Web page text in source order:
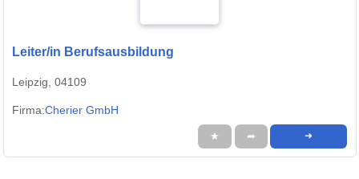
Leiter/in Berufsausbildung
Leipzig, 04109
Firma:Cherier GmbH
★ ➦ ➜